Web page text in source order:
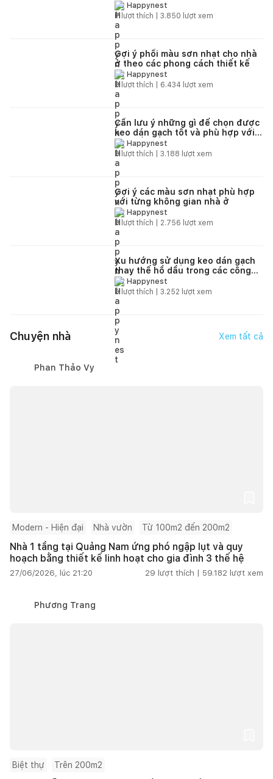
Happynest
7 lượt thích | 3.850 lượt xem
Gợi ý phối màu sơn nhạt cho nhà
ở theo các phong cách thiết kế
Happynest
8 lượt thích | 6.434 lượt xem
Cần lưu ý những gì để chọn được
keo dán gạch tốt và phù hợp với
gạch ốp lát
Happynest
6 lượt thích | 3.188 lượt xem
Gợi ý các màu sơn nhạt phù hợp
với từng không gian nhà ở
Happynest
8 lượt thích | 2.756 lượt xem
Xu hướng sử dụng keo dán gạch
thay thế hồ dầu trong các công
trình hiện đại
Happynest
5 lượt thích | 3.252 lượt xem
Chuyện nhà Xem tất cả
Phan Thảo Vy
Modern - Hiện đại Nhà vườn Từ 100m2 đến 200m2
Nhà 1 tầng tại Quảng Nam ứng phó ngập lụt và quy
hoạch bằng thiết kế linh hoạt cho gia đình 3 thế hệ
27/06/2026, lúc 21:20 29 lượt thích | 59.182 lượt xem
Phương Trang
Biệt thự Trên 200m2